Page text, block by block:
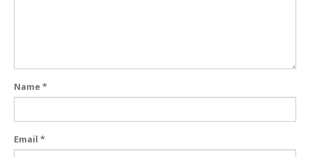
Name*
Email *